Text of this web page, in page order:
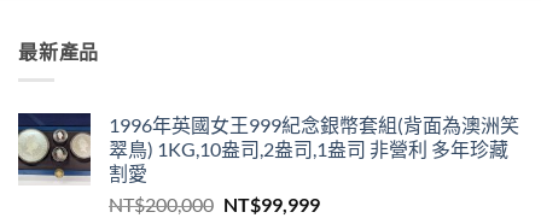
最新產品
1996年英國女王999紀念銀幣套組(背面為澳洲笑
翠鳥) 1KG,10盎司,2盎司,1盎司 非營利 多年珍藏
割愛
NT$200,000 原
NT$99,999目